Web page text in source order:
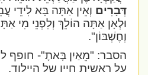
דְּבָרִיםוְאֵין אַתָּה בָּא לִידֵי
וּלְאָן אַתָּה הוֹלֵךְ וְלִפְנֵי מִי
וְחֶשְׁבּוֹן".
הסבר: "מֵאַיִן בָּאתָ"- חופף
על ראשית חייו של היילוד.